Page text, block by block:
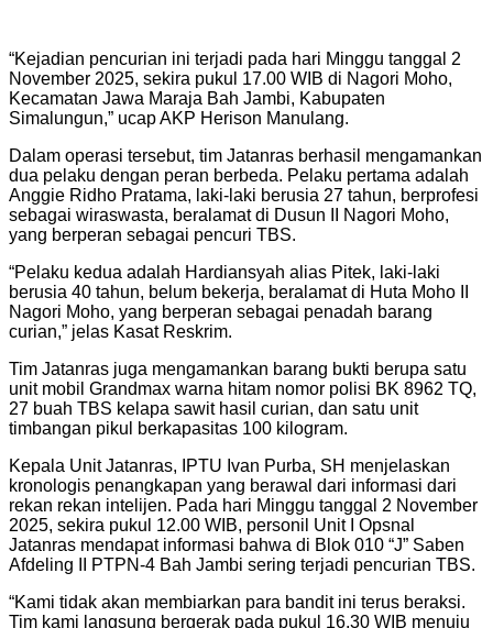
“Kejadian pencurian ini terjadi pada hari Minggu tanggal 2
November 2025, sekira pukul 17.00 WIB di Nagori Moho,
Kecamatan Jawa Maraja Bah Jambi, Kabupaten
Simalungun,” ucap AKP Herison Manulang.
Dalam operasi tersebut, tim Jatanras berhasil mengamankan
dua pelaku dengan peran berbeda. Pelaku pertama adalah
Anggie Ridho Pratama, laki-laki berusia 27 tahun, berprofesi
sebagai wiraswasta, beralamat di Dusun II Nagori Moho,
yang berperan sebagai pencuri TBS.
“Pelaku kedua adalah Hardiansyah alias Pitek, laki-laki
berusia 40 tahun, belum bekerja, beralamat di Huta Moho II
Nagori Moho, yang berperan sebagai penadah barang
curian,” jelas Kasat Reskrim.
Tim Jatanras juga mengamankan barang bukti berupa satu
unit mobil Grandmax warna hitam nomor polisi BK 8962 TQ,
27 buah TBS kelapa sawit hasil curian, dan satu unit
timbangan pikul berkapasitas 100 kilogram.
Kepala Unit Jatanras, IPTU Ivan Purba, SH menjelaskan
kronologis penangkapan yang berawal dari informasi dari
rekan rekan intelijen. Pada hari Minggu tanggal 2 November
2025, sekira pukul 12.00 WIB, personil Unit I Opsnal
Jatanras mendapat informasi bahwa di Blok 010 “J” Saben
Afdeling II PTPN-4 Bah Jambi sering terjadi pencurian TBS.
“Kami tidak akan membiarkan para bandit ini terus beraksi.
Tim kami langsung bergerak pada pukul 16.30 WIB menuju